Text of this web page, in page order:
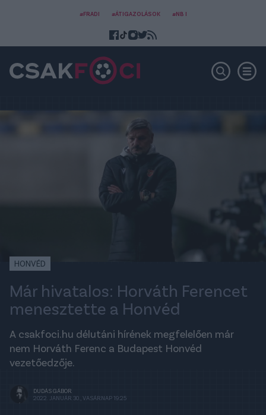
#FRADI #ÁTIGAZOLÁSOK #NB I
HONVÉD
Már hivatalos: Horváth Ferencet
menesztette a Honvéd
A csakfoci.hu délutáni hírének megfelelően már
nem Horváth Ferenc a Budapest Honvéd
vezetőedzője.
DUDÁS GÁBOR
2022. JANUÁR 30., VASÁRNAP 19:25